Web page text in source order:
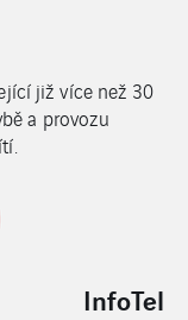
již více než 30
a provozu
InfoTel